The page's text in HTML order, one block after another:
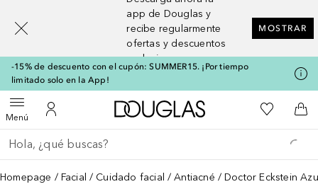
app de Douglas y
recibe regularmente
ofertas y descuentos
exclusivos
MOSTRAR
-15% de descuento con el cupón: SUMMER15. ¡Por tiempo
limitado solo en la App!
MenúAbrir menúMi cuenta
A Douglas HomeMi lista de
A
Regresar
Ejecutar búsqueda
Homepage Facial Cuidado facial Antiacné Doctor Eckstein
[navigation.slideout.screenreader]